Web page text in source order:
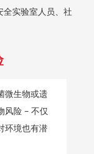
实验室人员、社
微生物或遗
风险 – 不仅
环境也有潜